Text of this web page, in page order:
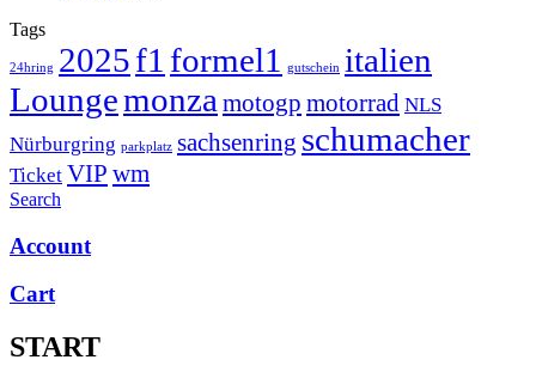
Tags
24hring 2025f1 formel1 gutschein italien
Loungemonza motogp motorrad NLS
Nürburgring parkplatz sachsenring schumacher
Ticket VIP wm
Search
Account
Cart
START